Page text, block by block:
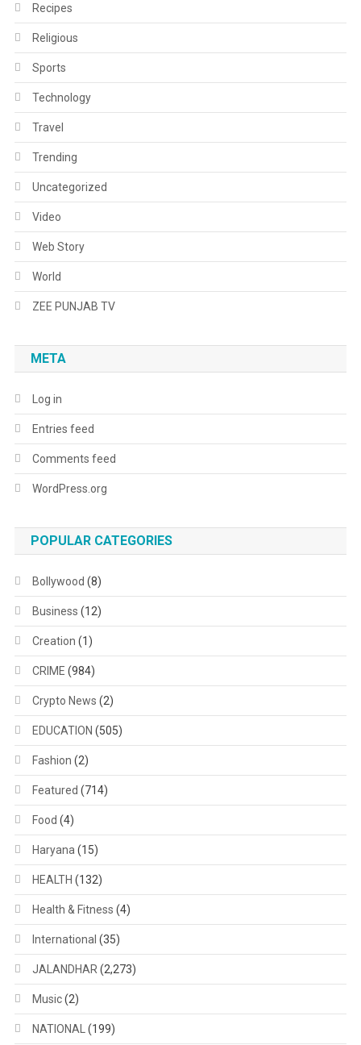
Recipes
Religious
Sports
Technology
Travel
Trending
Uncategorized
Video
Web Story
World
ZEE PUNJAB TV
META
Log in
Entries feed
Comments feed
WordPress.org
POPULAR CATEGORIES
Bollywood (8)
Business (12)
Creation (1)
CRIME (984)
Crypto News (2)
EDUCATION (505)
Fashion (2)
Featured (714)
Food (4)
Haryana (15)
HEALTH (132)
Health & Fitness (4)
International (35)
JALANDHAR (2,273)
Music(2)
NATIONAL (199)